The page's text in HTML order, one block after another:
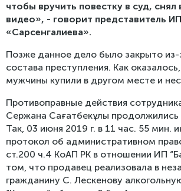
чтобы вручить повестку в суд, снял
видео», - говорит представитель ИП
«Сарсенгалиева».
Позже данное дело было закрыто из-
состава преступления. Как
мужчины купили в другом месте и
Противоправные действия
Сержана Сағатбекұлы продолжились
Так, 03 июня 2019 г. в 11 час. 55 мин.
протокол об административном
ст.200 ч.4 КоАП РК в отношении ИП
том, что продавец реализовала в
гражданину С. Лескенову